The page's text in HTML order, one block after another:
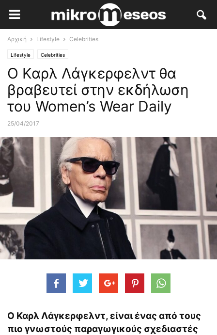
Αρχική Lifestyle Celebrities
Lifestyle Celebrities
Ο Καρλ Λάγκερφελντ θα
βραβευτεί στην εκδήλωση
του Women’s Wear Daily
25/04/2017
Ο Καρλ Λάγκερφελντ, είναι ένας από τους
πιο γνωστούς παραγωγικούς σχεδιαστές